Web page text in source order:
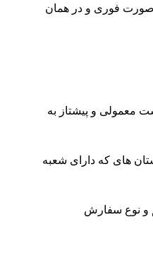
صورت فوری و در همان
معمولی و پیشتاز به
های که دارای شعبه
و نوع سفارش